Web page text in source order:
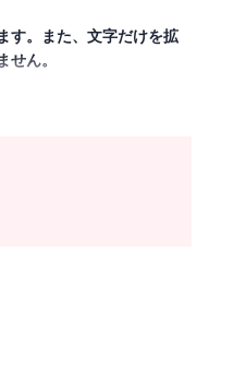
す。また、文字だけを拡
ん。
当てた書籍。
すべて掲載。彼らと瀬
える。
前原雄大、黒沢咲